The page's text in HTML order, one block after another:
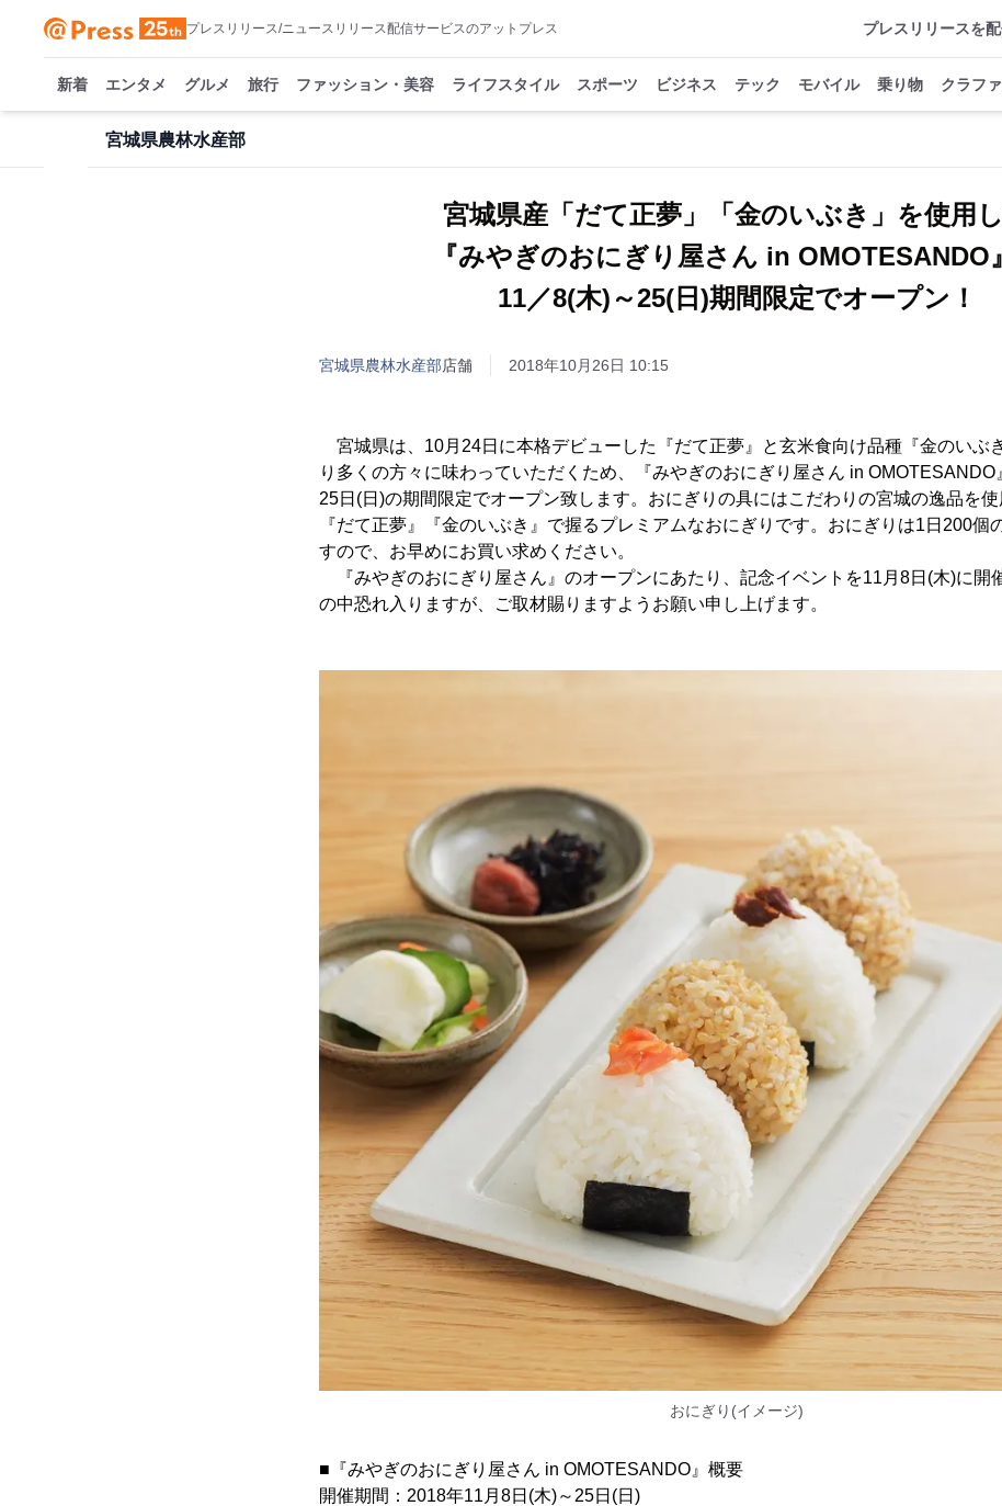
プレスリリース/ニュースリリース配信サービスのアットプレス プレスリリースを
新着 エンタメ グルメ 旅行 ファッション・美容 ライフスタイル スポーツ ビジネス テック モバイル 乗り物 クラフ
宮城県農林水産部
宮城県産「だて正夢」「金のいぶき」を使用
『みやぎのおにぎり屋さん in
11／8(木)～25(日)期間限定でオープン！
宮城県農林水産部店舗 2018年10月26日 10:15
宮城県は、10月24日に本格デビューした『だて正夢』と玄米食向け品種『金のいぶ
り多くの方々に味わっていただくため、『みやぎのおにぎり屋さん in OMOTESANDO
25日(日)の期間限定でオープン致します。おにぎりの具にはこだわりの宮城の逸品を
『だて正夢』『金のいぶき』で握るプレミアムなおにぎりです。おにぎりは1日200個
すので、お早めにお買い求めください。
『みやぎのおにぎり屋さん』のオープンにあたり、記念イベントを11月8日(木)に開
の中恐れ入りますが、ご取材賜りますようお願い申し上げます。
おにぎり(イメージ)
■『みやぎのおにぎり屋さん in OMOTESANDO』概要
開催期間：2018年11月8日(木)～25日(日)